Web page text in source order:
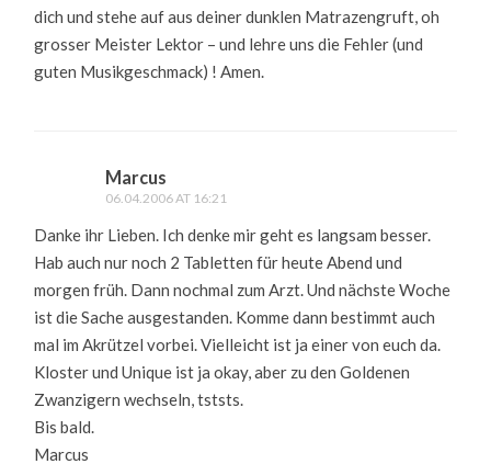
dich und stehe auf aus deiner dunklen Matrazengruft, oh
grosser Meister Lektor – und lehre uns die Fehler (und
guten Musikgeschmack) ! Amen.
Marcus
06.04.2006 AT 16:21
Danke ihr Lieben. Ich denke mir geht es langsam besser.
Hab auch nur noch 2 Tabletten für heute Abend und
morgen früh. Dann nochmal zum Arzt. Und nächste Woche
ist die Sache ausgestanden. Komme dann bestimmt auch
mal im Akrützel vorbei. Vielleicht ist ja einer von euch da.
Kloster und Unique ist ja okay, aber zu den Goldenen
Zwanzigern wechseln, tststs.
Bis bald.
Marcus